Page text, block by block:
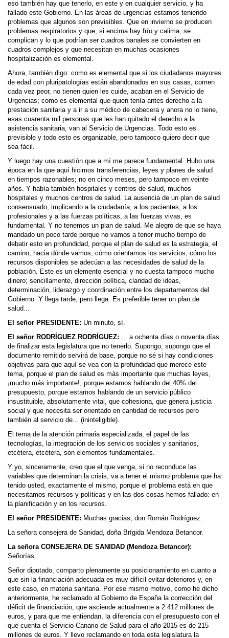
eso también hay que tenerlo, en este y en cualquier servicio, y ha
fallado este Gobierno. En las áreas de urgencias estamos teniendo
problemas que algunos son previsibles. Que en invierno se producen
problemas respiratorios y que, si encima hay frío y calima, se
complican y lo que podrían ser cuadros banales se convierten en
cuadros complejos y que necesitan en muchas ocasiones
hospitalización es elemental.
Ahora, también digo: como es elemental que si los ciudadanos mayores
de edad con pluripatologías están abandonados en sus casas, comen
cada vez peor, no tienen quien les cuide, acaban en el Servicio de
Urgencias; como es elemental que quien tenía antes derecho a la
prestación sanitaria y a ir a su médico de cabecera y ahora no lo tiene,
esas cuarenta mil personas que les han quitado el derecho a la
asistencia sanitaria, van al Servicio de Urgencias. Todo esto es
previsible y todo esto es organizable, pero tampoco quiero decir que
sea fácil.
Y luego hay una cuestión que a mí me parece fundamental. Hubo una
época en la que aquí hicimos transferencias, leyes y planes de salud
en tiempos razonables; no en cinco meses, pero tampoco en veinte
años. Y había también hospitales y centros de salud, muchos
hospitales y muchos centros de salud. La ausencia de un plan de salud
consensuado, implicando a la ciudadanía, a los pacientes, a los
profesionales y a las fuerzas políticas, a las fuerzas vivas, es
fundamental. Y no tenemos un plan de salud. Me alegro de que se haya
mandado un poco tarde porque no vamos a tener mucho tiempo de
debatir esto en profundidad, porque el plan de salud es la estrategia, el
camino, hacia dónde vamos, cómo orientamos los servicios, cómo los
recursos disponibles se adecúan a las necesidades de salud de la
población. Este es un elemento esencial y no cuesta tampoco mucho
dinero; sencillamente, dirección política, claridad de ideas,
determinación, liderazgo y coordinación entre los departamentos del
Gobierno. Y llega tarde, pero llega. Es preferible tener un plan de
salud...
El señor PRESIDENTE: Un minuto, sí.
El señor RODRÍGUEZ RODRÍGUEZ: ... a ochenta días o noventa días
de finalizar esta legislatura que no tenerlo. Supongo, supongo que el
documento remitido servirá de base, porque no sé si hay condiciones
objetivas para que aquí se vea con la profundidad que merece este
tema, porque el plan de salud es más importante que muchas leyes,
¡mucho más importante!, porque estamos hablando del 40% del
presupuesto, porque estamos hablando de un servicio público
insustituible, absolutamente vital, que cohesiona, que genera justicia
social y que necesita ser orientado en cantidad de recursos pero
también al servicio de... (ininteligible).
El tema de la atención primaria especializada, el papel de las
tecnologías, la integración de los servicios sociales y sanitarios,
etcétera, etcétera, son elementos fundamentales.
Y yo, sinceramente, creo que el que venga, si no reconduce las
variables que determinan la crisis, va a tener el mismo problema que ha
tenido usted, exactamente el mismo, porque el problema está en que
necesitamos recursos y políticas y en las dos cosas hemos fallado: en
la planificación y en los recursos.
El señor PRESIDENTE: Muchas gracias, don Román Rodríguez.
La señora consejera de Sanidad, doña Brígida Mendoza Betancor.
La señora CONSEJERA DE SANIDAD (Mendoza Betancor):
Señorías.
Señor diputado, comparto plenamente su posicionamiento en cuanto a
que sin la financiación adecuada es muy difícil evitar deterioros y, en
este caso, en materia sanitaria. Por ese mismo motivo, como he dicho
anteriormente, he reclamado al Gobierno de España la corrección del
déficit de financiación, que asciende actualmente a 2.412 millones de
euros, y para que me entiendan, la diferencia con el presupuesto con el
que cuenta el Servicio Canario de Salud para el año 2015 es de 215
millones de euros. Y llevo reclamando en toda esta legislatura la